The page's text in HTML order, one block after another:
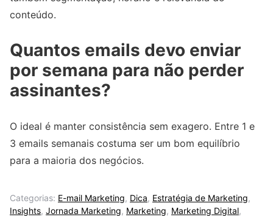
conteúdo.
Quantos emails devo enviar
por semana para não perder
assinantes?
O ideal é manter consistência sem exagero. Entre 1 e
3 emails semanais costuma ser um bom equilíbrio
para a maioria dos negócios.
Categorias: E-mail Marketing, Dica, Estratégia de Marketing,
Insights, Jornada Marketing, Marketing, Marketing Digital,